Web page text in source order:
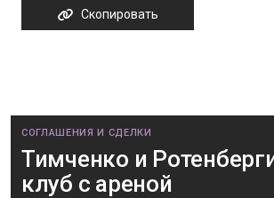
Скопировать
СОГЛАШЕНИЯ И СДЕЛКИ
Тимченко и
клуб с ареной